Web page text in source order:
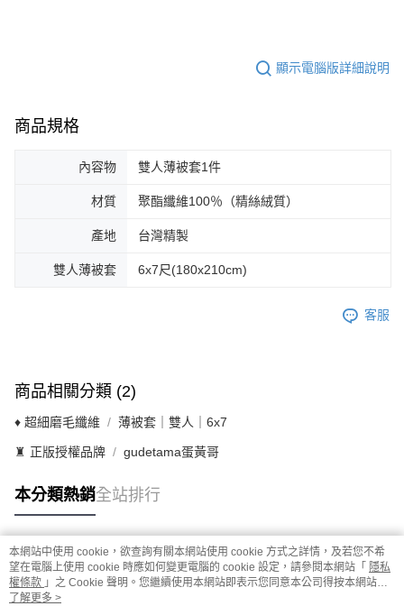
顯示電腦版詳細說明
商品規格
內容物 雙人薄被套1件
材質 聚酯纖維100％（精絲絨質）
產地 台灣精製
雙人薄被套 6x7尺(180x210cm)
客服
商品相關分類 (2)
♦ 超細磨毛纖維 薄被套｜雙人｜6x7
♜ 正版授權品牌 gudetama蛋黃哥
本分類熱銷全站排行
熱門標籤
本網站中使用 cookie，欲查詢有關本網站使用 cookie 方式之詳情，及若您不希
望在電腦上使用 cookie 時應如何變更電腦的 cookie 設定，請參閱本網站「 隱私
權條款 」之 Cookie 聲明。您繼續使用本網站即表示您同意本公司得按本網站使
用條款之 Cookie 聲明使用 cookie。
了解更多 >